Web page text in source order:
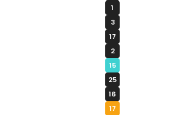
1
3
17
2
15
25
16
17